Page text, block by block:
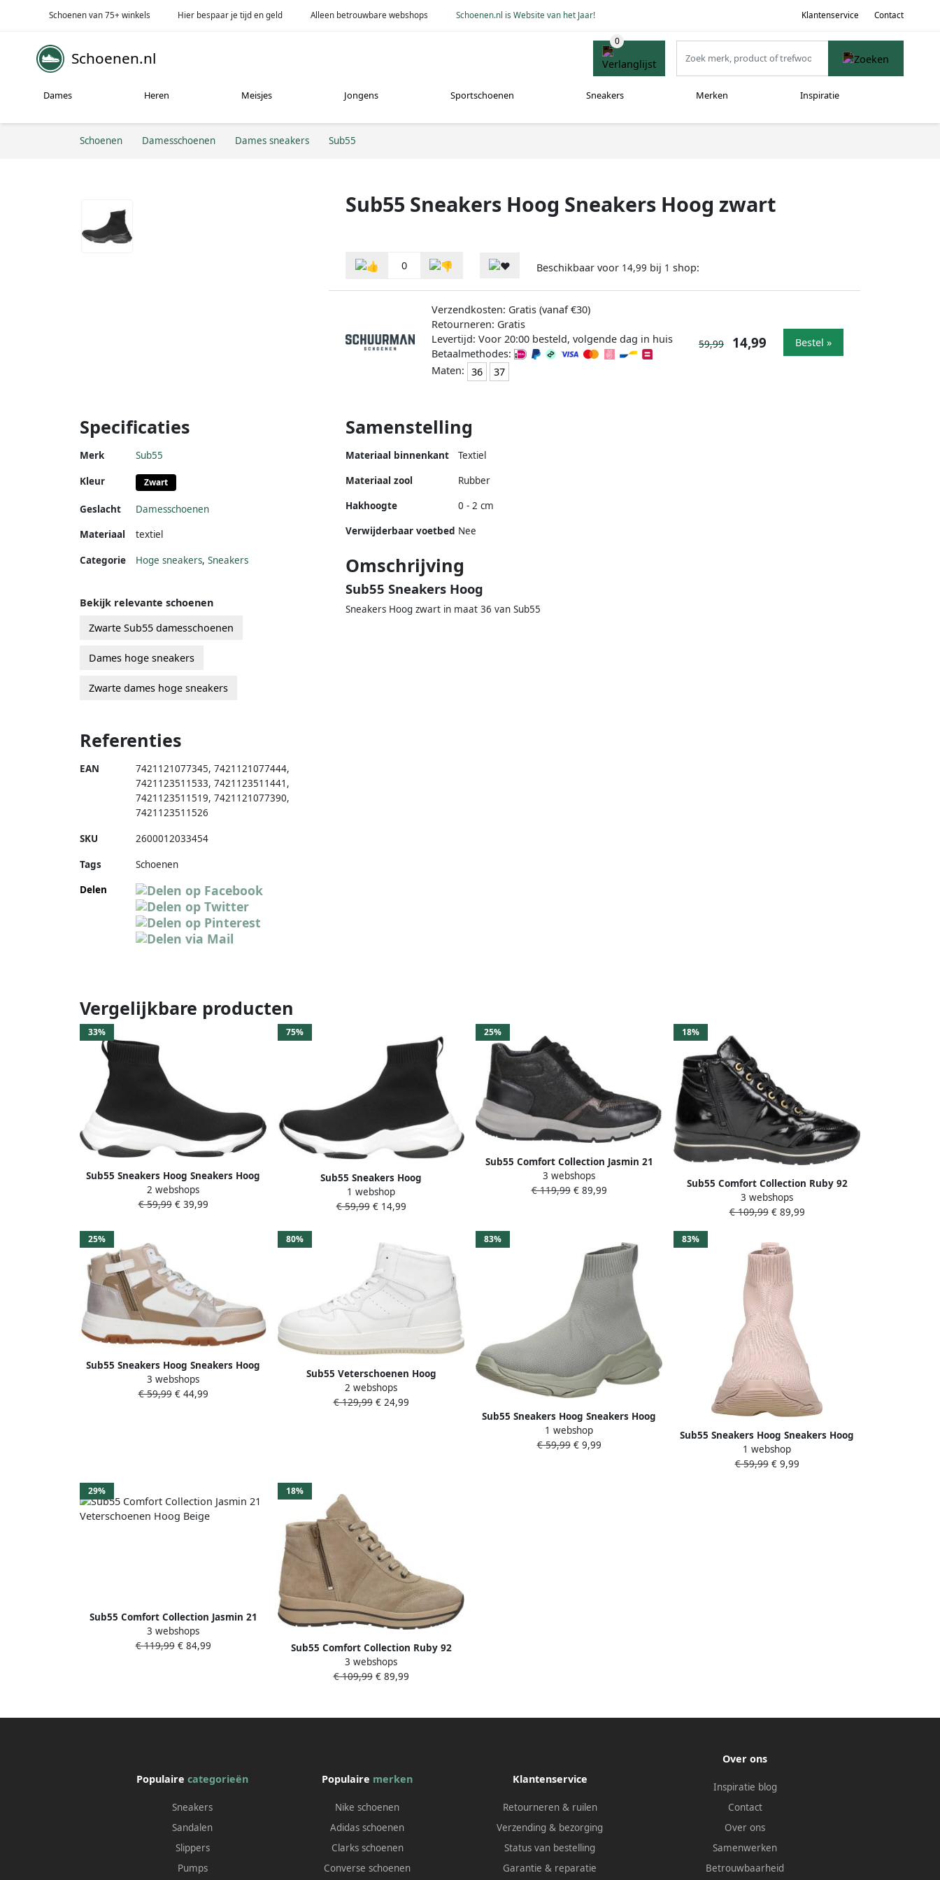
Schoenen van 75+ winkels Hier bespaar je tijd en geld Alleen betrouwbare webshops Schoenen.nl is Website van het Jaar! Klantenservice Contact
Schoenen.nl
Dames Heren Meisjes Jongens Sportschoenen Sneakers Merken Inspiratie
Schoenen Damesschoenen Dames sneakers Sub55
Sub55 Sneakers Hoog Sneakers Hoog zwart
0 Beschikbaar voor 14,99 bij 1 shop:
Verzendkosten: Gratis (vanaf €30)
Retourneren: Gratis
Levertijd: Voor 20:00 besteld, volgende dag in huis
Betaalmethodes:
Maten: 36 37
59,99 14,99 Bestel »
Specificaties
Merk Sub55
Kleur Zwart
Geslacht
Damesschoenen
Materiaal
textiel
Categorie Hoge sneakers, Sneakers
Samenstelling
Materiaal binnenkant
Textiel
Materiaal zool
Rubber
Hakhoogte
0 - 2 cm
Verwijderbaar voetbed Nee
Omschrijving
Sub55 Sneakers Hoog
Sneakers Hoog zwart in maat 36 van Sub55
Bekijk relevante schoenen
Zwarte Sub55 damesschoenen
Dames hoge sneakers
Zwarte dames hoge sneakers
Referenties
EAN 7421121077345, 7421121077444,
7421123511533, 7421123511441 ,
7421123511519, 7421121077390,
7421123511526
SKU 2600012033454
Tags
Schoenen
Delen
Vergelijkbare producten
33%
Sub55 Sneakers Hoog Sneakers Hoog
Zwart
2 webshops
€ 59,99€ 39,99
75%
Sub55 Sneakers Hoog
1 webshop
€ 59,99€ 14,99
25%
Sub55 Comfort Collection Jasmin 21
Veterschoenen Hoog Zwart
3 webshops
€ 119,99€ 89,99
18%
Sub55 Comfort Collection Ruby 92
Veterschoenen Hoog Zwart lak
3 webshops
€ 109,99€ 89,99
25%
Sub55 Sneakers Hoog Sneakers Hoog
goudkleur
3 webshops
€ 59,99€ 44,99
80%
Sub55 Veterschoenen Hoog
Veterschoenen Hoog wit
2 webshops
€ 129,99€ 24,99
83%
Sub55 Sneakers Hoog Sneakers Hoog
grijs
1 webshop
€ 59,99€ 9,99
83%
Sub55 Sneakers Hoog Sneakers Hoog
roze
1 webshop
€ 59,99€ 9,99
29%
Sub55 Comfort Collection Jasmin 21
Veterschoenen Hoog Beige
3 webshops
€ 119,99€ 84,99
18%
Sub55 Comfort Collection Ruby 92
Veterschoenen Hoog Beige
3 webshops
€ 109,99€ 89,99
Populairecategorieën
Sneakers
Sandalen
Slippers
Pumps
Populaire merken
Nike schoenen
Adidas schoenen
Clarks schoenen
Converse schoenen
Klantenservice
Retourneren & ruilen
Verzending & bezorging
Status van bestelling
Garantie & reparatie
Over ons
Inspiratie blog
Contact
Over ons
Samenwerken
Betrouwbaarheid